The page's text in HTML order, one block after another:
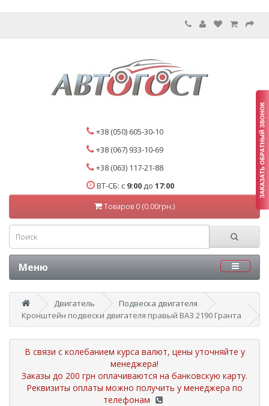
+38 (050) 605-30-10
+38 (067) 933-10-69
+38 (063) 117-21-88
ВТ-СБ: с 9:00 до 17:00
Товаров 0 (0.00грн.)
Меню
Двигатель
Подвеска двигателя
Кронштейн подвески двигателя правый ВАЗ 2190 Гранта
В связи с колебанием курса валют, цены уточняйте у
менеджера!
Заказы до 200 грн оплачиваются на банковскую карту.
Реквизиты оплаты можно получить у менеджера по
телефонам